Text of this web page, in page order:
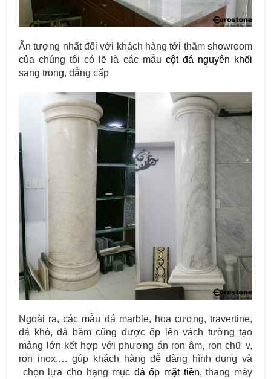
Ấn tượng nhất đối với khách hàng tới thăm showroom
của chúng tôi có lẽ là các mẫu cột đá nguyên khối
sang trọng, đẳng cấp
Ngoài ra, các mẫu đá marble, hoa cương, travertine,
đá khò, đá băm cũng được ốp lên vách tường tạo
mảng lớn kết hợp với phương án ron âm, ron chữ v,
ron inox,… gúp khách hàng dễ dàng hình dung và
chọn lựa cho hạng mục đá ốp mặt tiền, thang máy